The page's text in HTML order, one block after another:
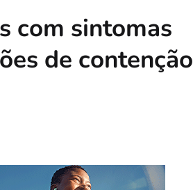
com sintomas
de contenção